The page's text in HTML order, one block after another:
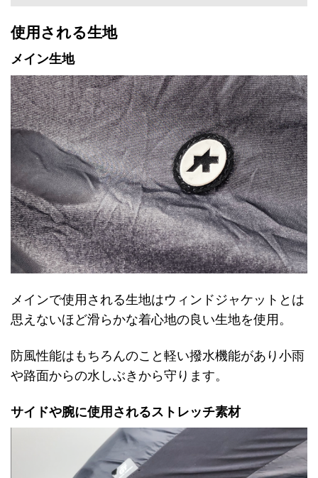
使用される生地
メイン生地
メインで使用される生地はウィンドジャケットとは
思えないほど滑らかな着心地の良い生地を使用。
防風性能はもちろんのこと軽い撥水機能があり小雨
や路面からの水しぶきから守ります。
サイドや腕に使用されるストレッチ素材